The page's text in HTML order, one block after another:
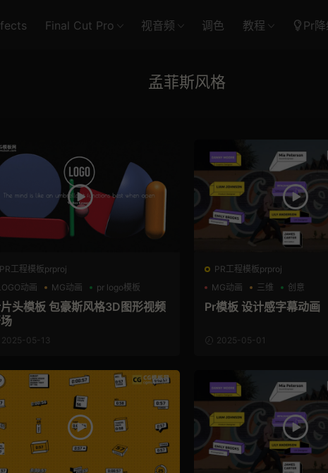
Final Cut Pro 视音频 调色 教程 Pr
孟菲斯风格
PR工程模板prproj
动画
MG动画 pr logo模板
头模板 包豪斯风格3D图形视频
2025-05-13
PR工程模板prproj
MG动画
三维 创意
Pr模板 设计感字幕动画
2025-05-01